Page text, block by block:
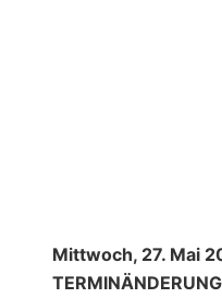
Mittwoch, 27. Mai